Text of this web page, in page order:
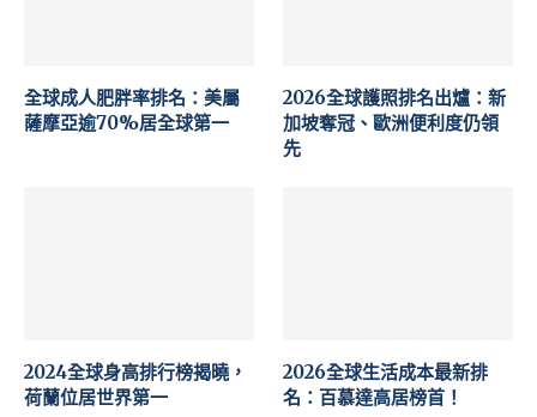
全球成人肥胖率排名：美屬
薩摩亞逾70%居全球第一
2026全球護照排名出爐：新
加坡奪冠、歐洲便利度仍領
先
2024全球身高排行榜揭曉，
荷蘭位居世界第一
2026全球生活成本最新排
名：百慕達高居榜首！